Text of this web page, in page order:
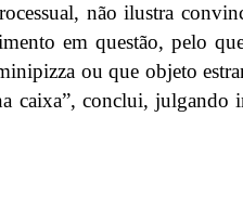
não ilustra
em questão, pelo
ou que objeto
caixa”, conclui, julgando